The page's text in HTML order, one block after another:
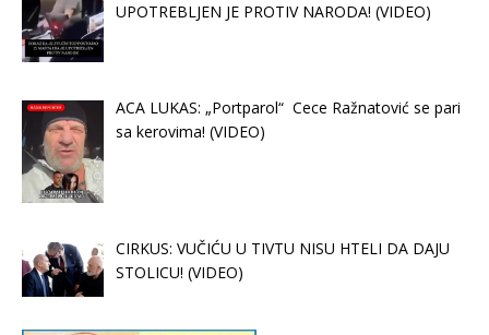
UPOTREBLJEN JE PROTIV NARODA! (VIDEO)
ACA LUKAS: „Portparol“ Cece Ražnatović se pari
sa kerovima! (VIDEO)
CIRKUS: VUČIĆU U TIVTU NISU HTELI DA DAJU
STOLICU! (VIDEO)